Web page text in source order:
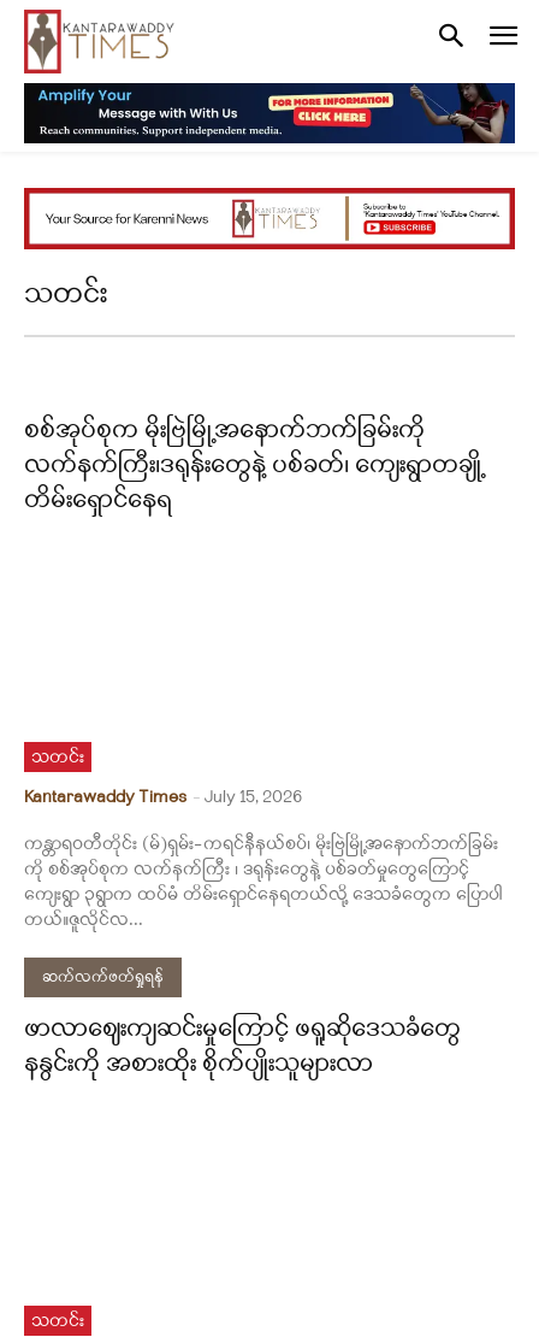
သတင်း
စစ်အုပ်စုက မိုးဗြဲမြို့အနောက်ဘက်ခြမ်းကို
လက်နက်ကြီး၊ဒရုန်းတွေနဲ့ ပစ်ခတ်၊ ကျေးရွာတချို့
တိမ်းရှောင်နေရ
သတင်း
Kantarawaddy Times - July 15, 2026
ကန္တာရဝတီတိုင်း (မ်)ရှမ်း-ကရင်နီနယ်စပ်၊ မိုးဗြဲမြို့အနောက်ဘက်ခြမ်း
ကို စစ်အုပ်စုက လက်နက်ကြီး ၊ ဒရုန်းတွေနဲ့ ပစ်ခတ်မှုတွေကြောင့်
ကျေးရွာ ၃ရွာက ထပ်မံ တိမ်းရှောင်နေရတယ်လို့ ဒေသခံတွေက ပြောပါ
တယ်။ဇူလိုင်လ...
ဆက်လက်ဖတ်ရှုရန်
ဖာလာဈေးကျဆင်းမှုကြောင့် ဖရူဆိုဒေသခံတွေ
နနွင်းကို အစားထိုး စိုက်ပျိုးသူများလာ
သတင်း